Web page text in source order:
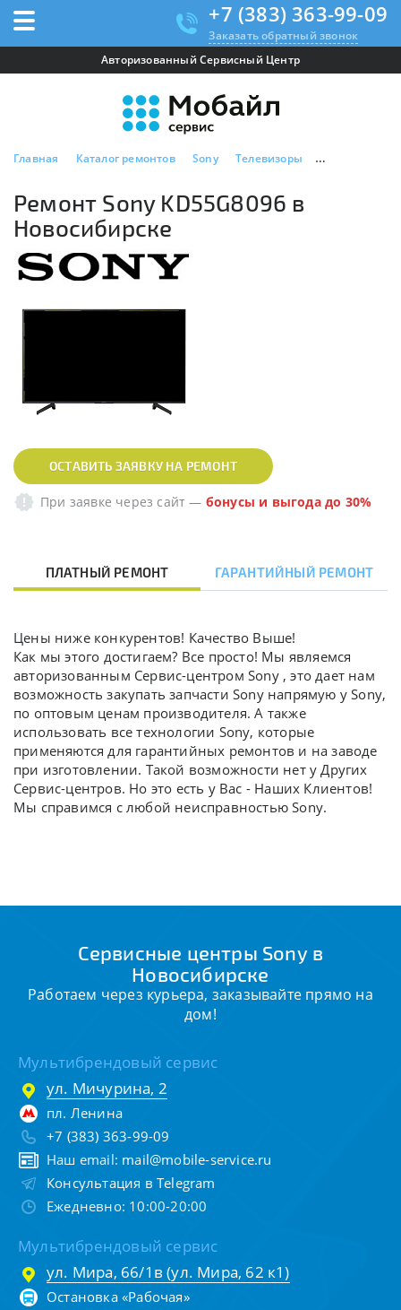
+7 (383) 363-99-09
Заказать обратный звонок
Авторизованный Сервисный Центр
Главная Каталог ремонтов Sony Телевизоры Ремонт Sony
Ремонт Sony KD55G8096 в
Новосибирске
ОСТАВИТЬ ЗАЯВКУ НА РЕМОНТ
При заявке через сайт — бонусы и выгода до 30%
ПЛАТНЫЙ РЕМОНТ ГАРАНТИЙНЫЙ РЕМОНТ
Цены ниже конкурентов! Качество Выше!
Как мы этого достигаем? Все просто! Мы являемся
авторизованным Сервис-центром Sony , это дает нам
возможность закупать запчасти Sony напрямую у Sony,
по оптовым ценам производителя. А также
использовать все технологии Sony, которые
применяются для гарантийных ремонтов и на заводе
при изготовлении. Такой возможности нет у Других
Сервис-центров. Но это есть у Вас - Наших Клиентов!
Мы справимся с любой неисправностью Sony.
Сервисные центры Sony в
Новосибирске
Работаем через курьера, заказывайте прямо на
дом!
Мультибрендовый сервис
ул. Мичурина, 2
пл. Ленина
+7 (383) 363-99-09
Наш email: mail@mobile-service.ru
Консультация в Telegram
Ежедневно: 10:00-20:00
Мультибрендовый сервис
ул. Мира, 66/1в (ул. Мира, 62 к1)
Остановка «Рабочая»